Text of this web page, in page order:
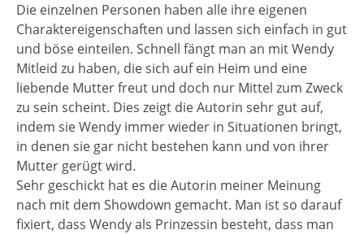
Die einzelnen Personen haben alle ihre eigenen
Charaktereigenschaften und lassen sich einfach in gut
und böse einteilen. Schnell fängt man an mit Wendy
Mitleid zu haben, die sich auf ein Heim und eine
liebende Mutter freut und doch nur Mittel zum Zweck
zu sein scheint. Dies zeigt die Autorin sehr gut auf,
indem sie Wendy immer wieder in Situationen bringt,
in denen sie gar nicht bestehen kann und von ihrer
Mutter gerügt wird.
Sehr geschickt hat es die Autorin meiner Meinung
nach mit dem Showdown gemacht. Man ist so darauf
fixiert, dass Wendy als Prinzessin besteht, dass man